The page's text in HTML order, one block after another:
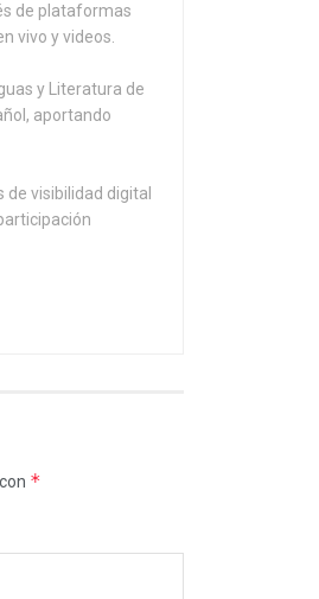
de plataformas
vivo y videos.
y Literatura de
aportando
visibilidad digital
*